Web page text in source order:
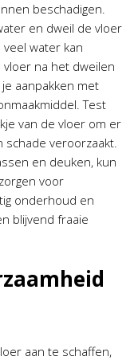
beschadigen.
en dweil de vloer
water kan
vloer na het dweilen
aanpakken met
Test
van de vloer om er
schade veroorzaakt.
en deuken, kun
voor
onderhoud en
blijvend fraaie
aan te schaffen,